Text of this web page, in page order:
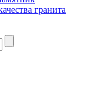
гранита